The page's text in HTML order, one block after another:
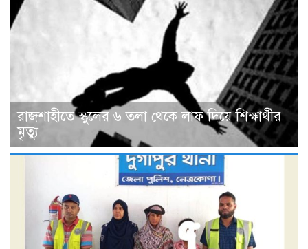
রাজশাহীতে স্কুলের ৬ তলা থেকে লাফ দিয়ে শিক্ষার্থীর
মৃত্যু